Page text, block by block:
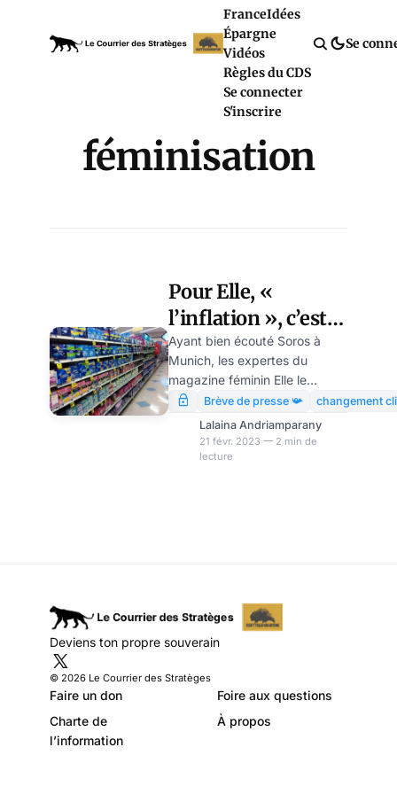
FranceIdées
Épargne
Vidéos
Règles du CDS
Se connecter
S'inscrire
Se
féminisation
Pour Elle, «
l’inflation », c’est
climatique – par
Modeste Schwartz
Ayant bien écouté Soros à
Munich, les expertes du
magazine féminin Elle le
savent désormais : l’inflation
du prix des tampax est
d’origine « climatique ».
Brève de presse 📯
changement
Lalaina Andriamparany
21 févr. 2023 — 2 min de
lecture
Deviens ton propre souverain
© 2026 Le Courrier des Stratèges
Faire un don
Foire aux questions
Charte de
l’information
À propos